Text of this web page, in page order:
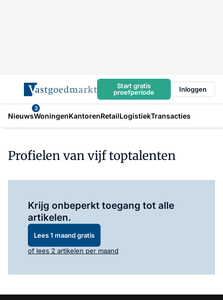
Start gratis
proefperiode
Inloggen
Nieuws
3
WoningenKantorenRetailLogistiekTransacties
Profielen van vijf toptalenten
Krijg onbeperkt toegang tot alle
artikelen.
Lees 1 maand gratis
of lees 2 artikelen per maand